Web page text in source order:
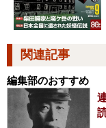
関連記事
編集部のおすすめ